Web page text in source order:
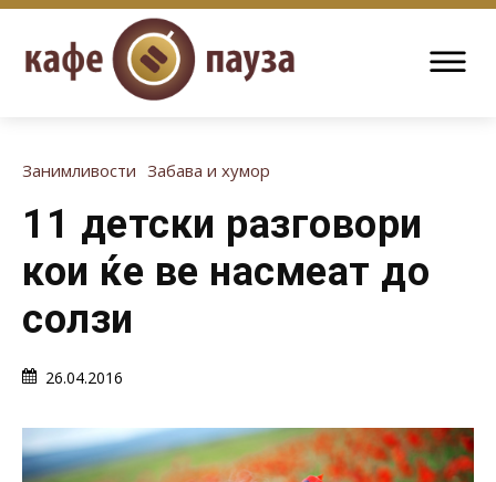
Занимливости Забава и хумор
11 детски разговори
кои ќе ве насмеат до
солзи
26.04.2016